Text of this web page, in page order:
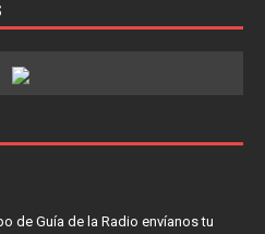
de Guía de la Radio envíanos tu